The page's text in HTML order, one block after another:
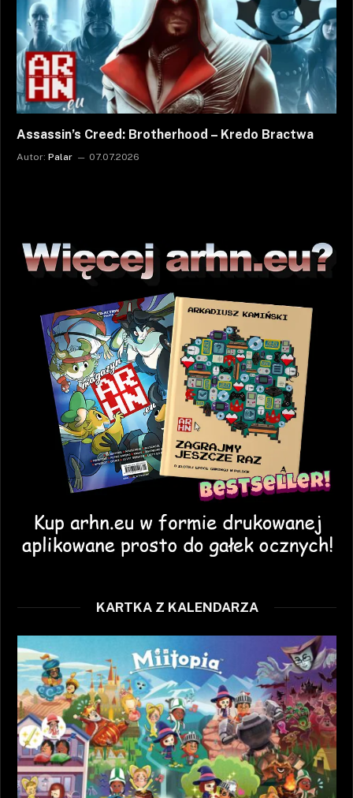
Assassin’s Creed: Brotherhood – Kredo Bractwa
Autor: Palar 07.07.2026
KARTKA Z KALENDARZA